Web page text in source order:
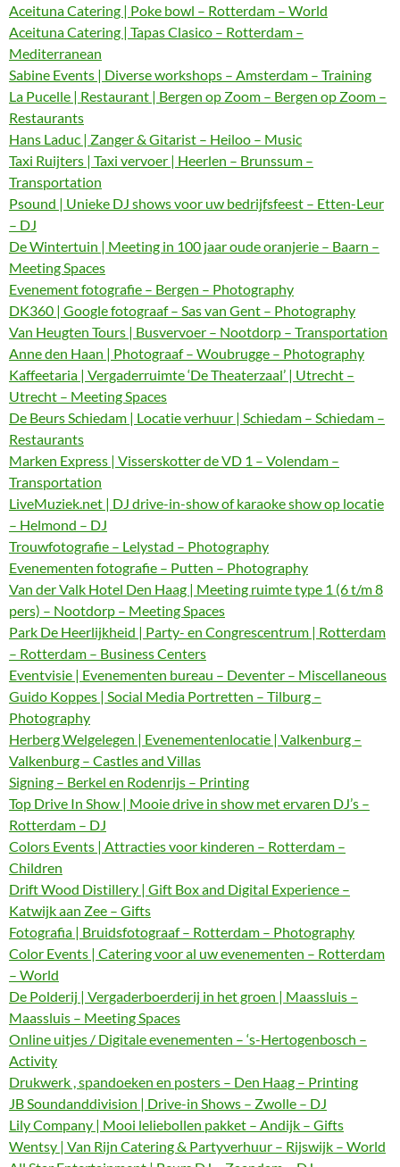
Aceituna Catering | Poke bowl – Rotterdam – World
Aceituna Catering | Tapas Clasico – Rotterdam –
Mediterranean
Sabine Events | Diverse workshops – Amsterdam – Training
La Pucelle | Restaurant | Bergen op Zoom – Bergen op Zoom –
Restaurants
Hans Laduc | Zanger & Gitarist – Heiloo – Music
Taxi Ruijters | Taxi vervoer | Heerlen – Brunssum –
Transportation
Psound | Unieke DJ shows voor uw bedrijfsfeest – Etten-Leur
– DJ
De Wintertuin | Meeting in 100 jaar oude oranjerie – Baarn –
Meeting Spaces
Evenement fotografie – Bergen – Photography
DK360 | Google fotograaf – Sas van Gent – Photography
Van Heugten Tours | Busvervoer – Nootdorp – Transportation
Anne den Haan | Photograaf – Woubrugge – Photography
Kaffeetaria | Vergaderruimte ‘De Theaterzaal’ | Utrecht –
Utrecht – Meeting Spaces
De Beurs Schiedam | Locatie verhuur | Schiedam – Schiedam –
Restaurants
Marken Express | Visserskotter de VD 1 – Volendam –
Transportation
LiveMuziek.net | DJ drive-in-show of karaoke show op locatie
– Helmond – DJ
Trouwfotografie – Lelystad – Photography
Evenementen fotografie – Putten – Photography
Van der Valk Hotel Den Haag | Meeting ruimte type 1 (6 t/m 8
pers) – Nootdorp – Meeting Spaces
Park De Heerlijkheid | Party- en Congrescentrum | Rotterdam
– Rotterdam – Business Centers
Eventvisie | Evenementen bureau – Deventer – Miscellaneous
Guido Koppes | Social Media Portretten – Tilburg –
Photography
Herberg Welgelegen | Evenementenlocatie | Valkenburg –
Valkenburg – Castles and Villas
Signing – Berkel en Rodenrijs – Printing
Top Drive In Show | Mooie drive in show met ervaren DJ’s –
Rotterdam – DJ
Colors Events | Attracties voor kinderen – Rotterdam –
Children
Drift Wood Distillery | Gift Box and Digital Experience –
Katwijk aan Zee – Gifts
Fotografia | Bruidsfotograaf – Rotterdam – Photography
Color Events | Catering voor al uw evenementen – Rotterdam
– World
De Polderij | Vergaderboerderij in het groen | Maassluis –
Maassluis – Meeting Spaces
Online uitjes / Digitale evenementen – ‘s-Hertogenbosch –
Activity
Drukwerk , spandoeken en posters – Den Haag – Printing
JB Soundanddivision | Drive-in Shows – Zwolle – DJ
Lily Company | Mooi leliebollen pakket – Andijk – Gifts
Wentsy | Van Rijn Catering & Partyverhuur – Rijswijk – World